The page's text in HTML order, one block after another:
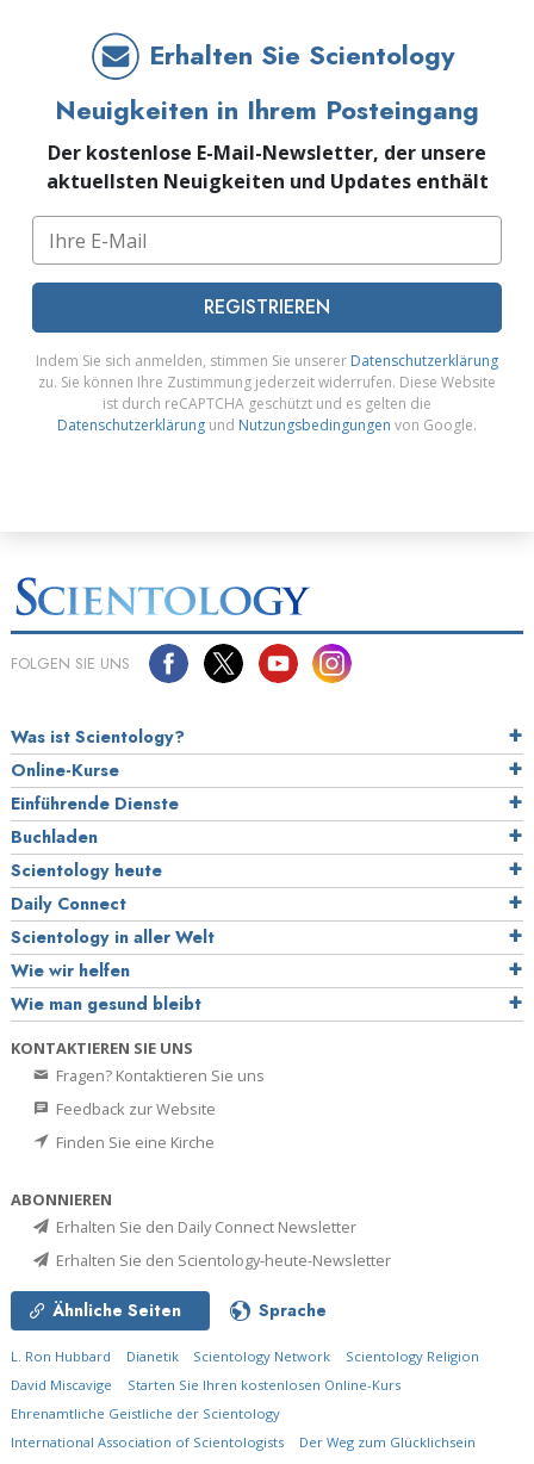
Erhalten Sie Scientology
Neuigkeiten in Ihrem Posteingang
Der kostenlose E-Mail-Newsletter, der unsere
aktuellsten Neuigkeiten und Updates enthält
REGISTRIEREN
Indem Sie sich anmelden, stimmen Sie unserer Datenschutzerklärung
zu. Sie können Ihre Zustimmung jederzeit widerrufen. Diese Website
ist durch reCAPTCHA geschützt und es gelten die
Datenschutzerklärung und Nutzungsbedingungen von Google.
FOLGEN SIE UNS
Was ist Scientology?
Online-Kurse
Einführende Dienste
Buchladen
Scientology heute
Daily Connect
Scientology in aller Welt
Wie wir helfen
Wie man gesund bleibt
KONTAKTIEREN SIE UNS
Fragen? Kontaktieren Sie uns
Feedback zur Website
Finden Sie eine Kirche
ABONNIEREN
Erhalten Sie den Daily Connect Newsletter
Erhalten Sie den Scientology-heute-Newsletter
Ähnliche Seiten Sprache
L. Ron Hubbard Dianetik Scientology Network
Scientology Religion
David Miscavige
Starten Sie Ihren kostenlosen Online-Kurs
Ehrenamtliche Geistliche der Scientology
International Association of Scientologists
Der Weg zum Glücklichsein